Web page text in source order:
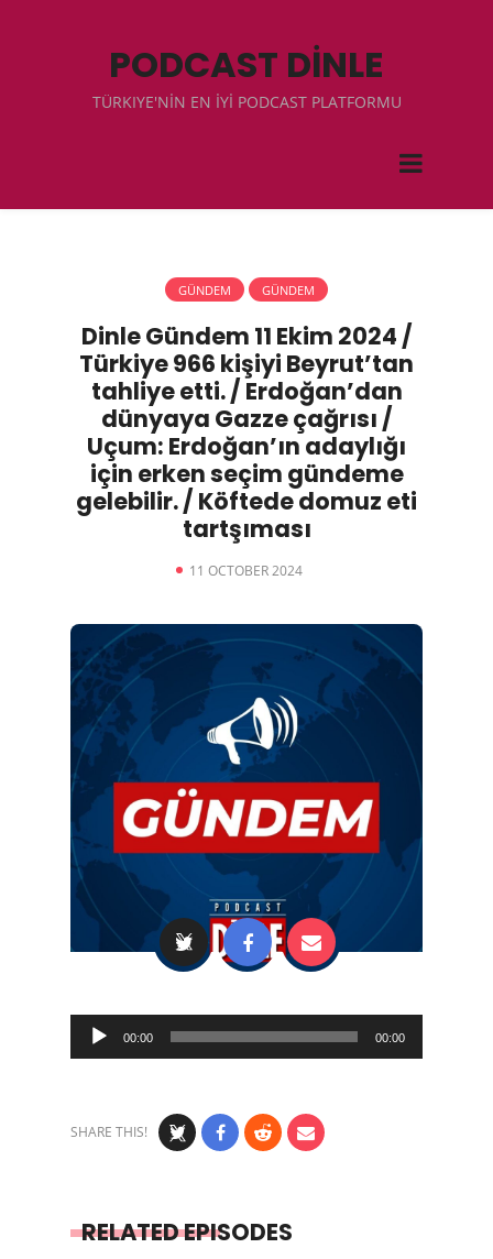
PODCAST DİNLE
TÜRKIYE'NİN EN İYİ PODCAST PLATFORMU
GÜNDEM GÜNDEM
Dinle Gündem 11 Ekim 2024 /
Türkiye 966 kişiyi Beyrut’tan
tahliye etti. / Erdoğan’dan
dünyaya Gazze çağrısı /
Uçum: Erdoğan’ın adaylığı
için erken seçim gündeme
gelebilir. / Köftede domuz eti
tartşıması
11 OCTOBER 2024
Audio
Player
00:00 00:00
SHARE THIS!
RELATED EPISODES